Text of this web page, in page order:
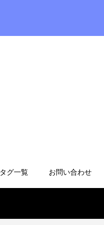
タグ一覧 お問い合わせ